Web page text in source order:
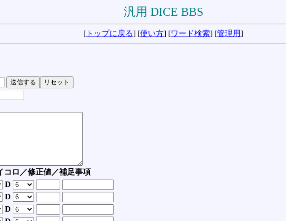
汎用 DICE BBS
[ トップに戻る] [使い方] [ワード検索] [管理用]
コロ／修正値／補足事項
D
D
D